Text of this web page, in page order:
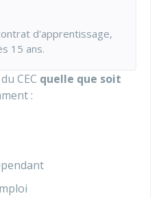
d'apprentissage,
15 ans.
CEC quelle que soit
: